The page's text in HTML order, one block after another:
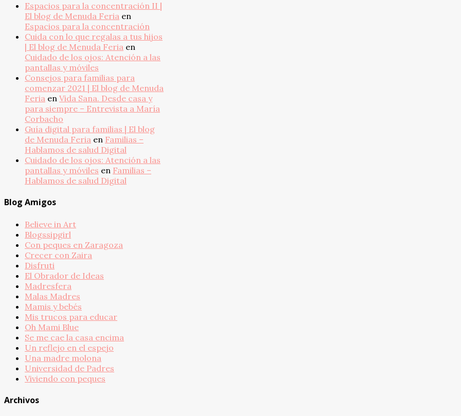
Espacios para la concentración II |
El blog de Menuda Feria en
Espacios para la concentración
Cuida con lo que regalas a tus hijos
| El blog de Menuda Feria en
Cuidado de los ojos: Atención a las
pantallas y móviles
Consejos para familias para
comenzar 2021 | El blog de Menuda
Feria en Vida Sana. Desde casa y
para siempre – Entrevista a María
Corbacho
Guía digital para familias | El blog
de Menuda Feria en Familias –
Hablamos de salud Digital
Cuidado de los ojos: Atención a las
pantallas y móviles en Familias –
Hablamos de salud Digital
Blog Amigos
Believe in Art
Blogssipgirl
Con peques en Zaragoza
Crecer con Zaira
Disfruti
El Obrador de Ideas
Madresfera
Malas Madres
Mamis y bebés
Mis trucos para educar
Oh Mami Blue
Se me cae la casa encima
Un reflejo en el espejo
Una madre molona
Universidad de Padres
Viviendo con peques
Archivos